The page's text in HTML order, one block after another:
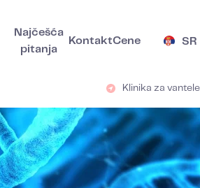
Najčešća
pitanja
KontaktCene SR
Klinika za